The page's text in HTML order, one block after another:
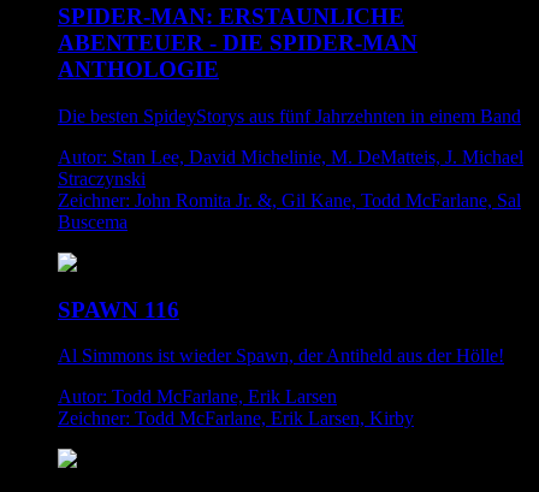
SPIDER-MAN: ERSTAUNLICHE
ABENTEUER - DIE SPIDER-MAN
ANTHOLOGIE
Die besten SpideyStorys aus fünf Jahrzehnten in einem Band
Autor: Stan Lee, David Michelinie, M. DeMatteis, J. Michael
Straczynski
Zeichner: John Romita Jr. &, Gil Kane, Todd McFarlane, Sal
Buscema
SPAWN 116
Al Simmons ist wieder Spawn, der Antiheld aus der Hölle!
Autor: Todd McFarlane, Erik Larsen
Zeichner: Todd McFarlane, Erik Larsen, Kirby